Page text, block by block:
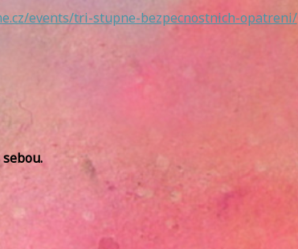
events/tri-stupne-bezpecnostnich-opatreni/